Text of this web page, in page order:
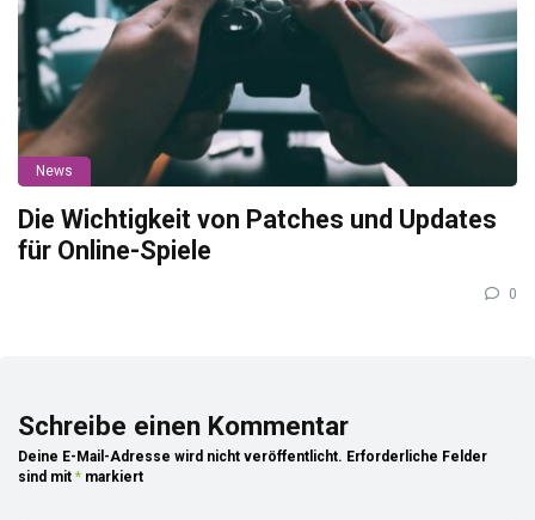
News
Die Wichtigkeit von Patches und Updates
für Online-Spiele
0
Schreibe einen Kommentar
Deine E-Mail-Adresse wird nicht veröffentlicht. Erforderliche Felder
sind mit * markiert